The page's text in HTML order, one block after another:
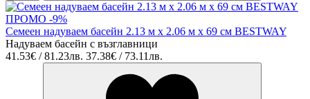
ПРОМО -9%
Семеен надуваем басейн 2.13 м x 2.06 м x 69 см BESTWAY
Надуваем басейн с възглавници
41.53€ / 81.23лв. 37.38€ / 73.11лв.